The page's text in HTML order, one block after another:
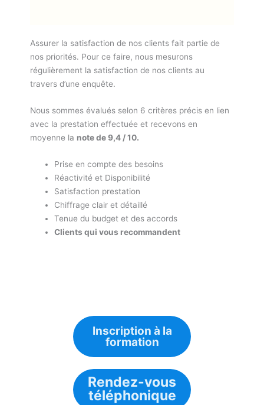
Assurer la satisfaction de nos clients fait partie de
nos priorités. Pour ce faire, nous mesurons
régulièrement la satisfaction de nos clients au
travers d’une enquête.
Nous sommes évalués selon 6 critères précis en lien
avec la prestation effectuée et recevons en
moyenne la note de 9,4 / 10.
Prise en compte des besoins
Réactivité et Disponibilité
Satisfaction prestation
Chiffrage clair et détaillé
Tenue du budget et des accords
Clients qui vous recommandent
Inscription à la
formation
Rendez-vous
téléphonique